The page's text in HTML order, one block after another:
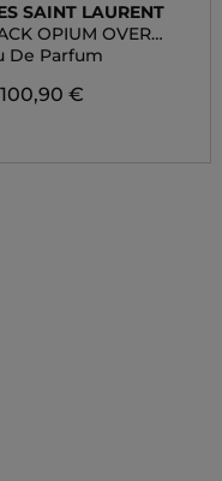
SAINT LAURENT
OPIUM OVER
De Parfum
100,90 €